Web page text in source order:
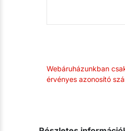
Webáruházunkban
érvényes azonosító